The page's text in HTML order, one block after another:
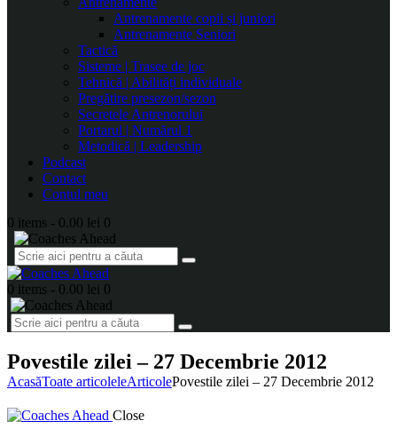
Antrenamente copii și juniori
Antrenamente Seniori
Tactică
Sisteme | Trasee de joc
Tehnică | Abilități individuale
Pregătire presezon/sezon
Secretele Antrenorului
Portarul | Numărul 1
Metodică | Leadership
Podcast
Contact
Contul meu
0 items - 0.00 lei 0
0 items - 0.00 lei 0
Povestile zilei – 27 Decembrie 2012
AcasăToate articoleleArticolePovestile zilei – 27 Decembrie 2012
Close